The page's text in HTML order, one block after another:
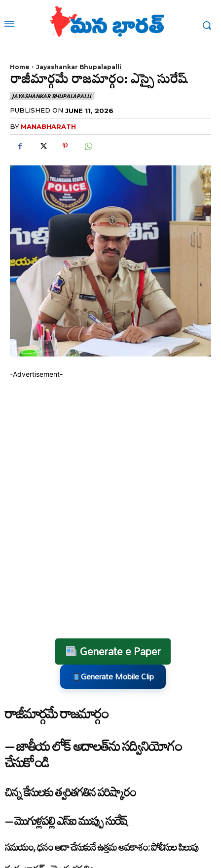
Home Jayashankar Bhupalapalli
రాజీమార్గమే రాజమార్గం: ఎస్సై సురేష్
JAYASHANKAR BHUPALAPALLI
PUBLISHED ON JUNE 11, 2026
BY MANABHARATH
-Advertisement-
Generate e Paper
Generate Mobile Clip
రాజీమార్గమే రాజమార్గం
– జాతీయ లోక్ అదాలత్‌ను సద్వినియోగం
చేసుకోండి
చిన్న కేసులకు త్వరితగతిన పరిష్కారం
– మొగుళ్లపల్లి ఎస్ఐ ముప్పు సురేష్
సమయం, ధనం ఆదా చేసుకునే ఉత్తమ అవకాశం: పోలీసుల పిలుపు